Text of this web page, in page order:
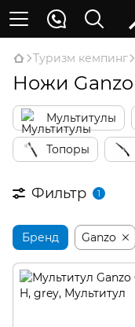
Туризм кемпинг
Ножи Ganzo
Мультитулы
Топоры
Фильтр 1
Бренд Ganzo